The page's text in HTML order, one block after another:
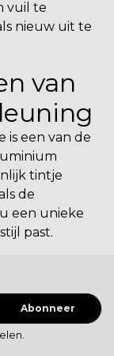
vuil te
nieuw uit te
van
is een van de
tintje
de
een unieke
past.
Abonneer